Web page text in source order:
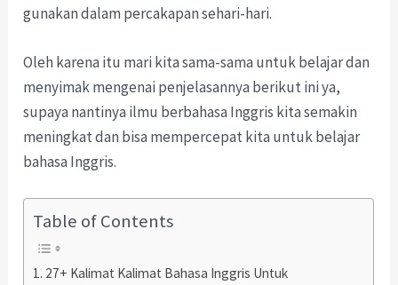
gunakan dalam percakapan sehari-hari.
Oleh karena itu mari kita sama-sama untuk belajar dan
menyimak mengenai penjelasannya berikut ini ya,
supaya nantinya ilmu berbahasa Inggris kita semakin
meningkat dan bisa mempercepat kita untuk belajar
bahasa Inggris.
Table of Contents
27+ Kalimat Kalimat Bahasa Inggris Untuk